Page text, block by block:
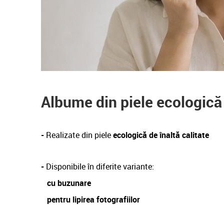
Albume din piele ecologică
- Realizate din pieleecologică de înaltă calitate
- Disponibile în diferite variante:
cu buzunare
pentru lipirea fotografiilor